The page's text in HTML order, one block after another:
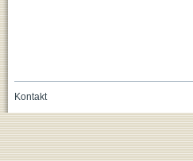
Kontakt